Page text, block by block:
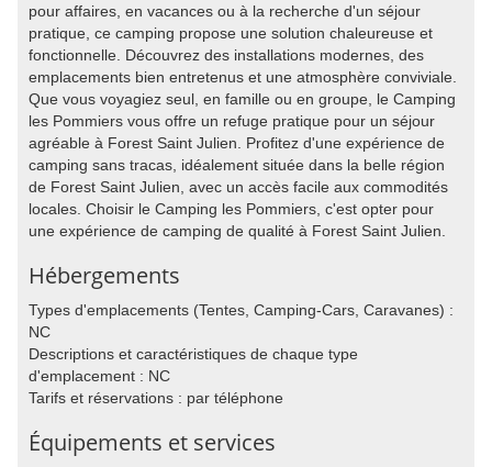
pour affaires, en vacances ou à la recherche d'un séjour
pratique, ce camping propose une solution chaleureuse et
fonctionnelle. Découvrez des installations modernes, des
emplacements bien entretenus et une atmosphère conviviale.
Que vous voyagiez seul, en famille ou en groupe, le Camping
les Pommiers vous offre un refuge pratique pour un séjour
agréable à Forest Saint Julien. Profitez d'une expérience de
camping sans tracas, idéalement située dans la belle région
de Forest Saint Julien, avec un accès facile aux commodités
locales. Choisir le Camping les Pommiers, c'est opter pour
une expérience de camping de qualité à Forest Saint Julien.
Hébergements
Types d'emplacements (Tentes, Camping-Cars, Caravanes) :
NC
Descriptions et caractéristiques de chaque type
d'emplacement : NC
Tarifs et réservations : par téléphone
Équipements et services